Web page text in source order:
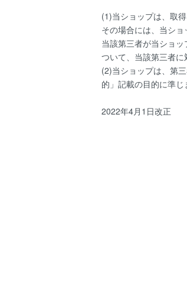
(1)当ショップは、取
その場合には、当シ
当該第三者が当ショ
ついて、当該第三者に
(2)当ショップは、第
的」記載の目的に準じ
2022年4月1日改正